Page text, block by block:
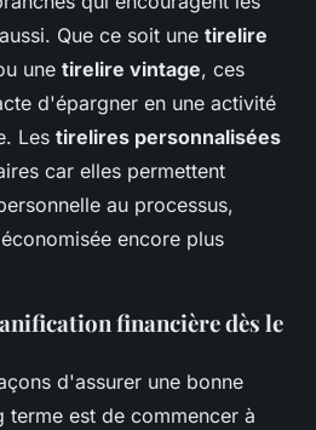
Que ce soit une tirelire
une tirelire vintage, ces
d'épargner en une activité
Les tirelires personnalisées
car elles permettent
au processus,
encore plus
financière dès le
d'assurer une bonne
terme est de commencer à